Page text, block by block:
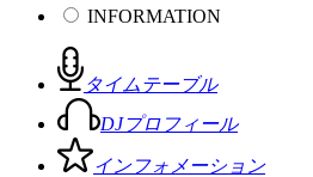
INFORMATION
タイムテーブル
DJプロフィール
インフォメーション